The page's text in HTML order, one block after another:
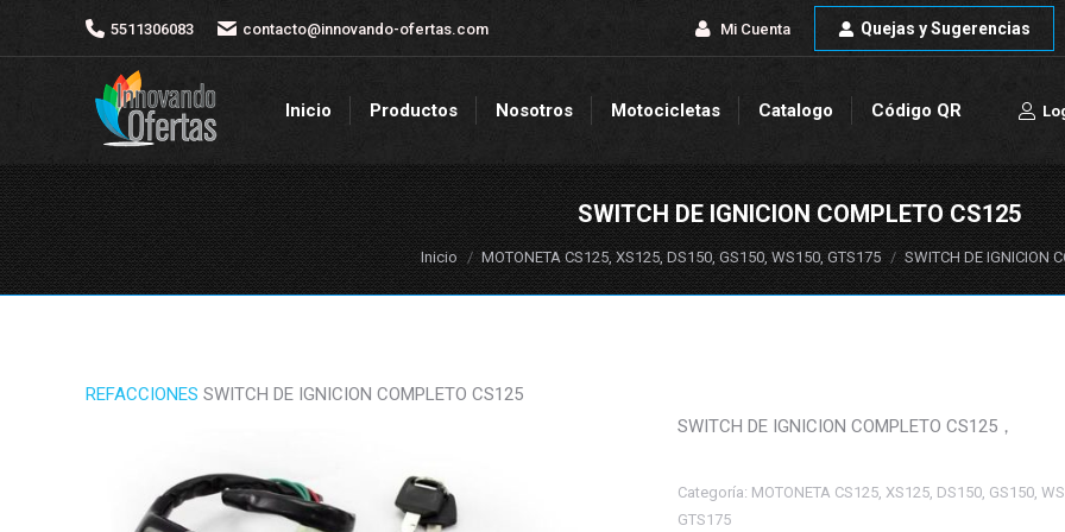
5511306083 contacto@innovando-ofertas.com Mi Cuenta Quejas y Sugerencias
Inicio Productos Nosotros Motocicletas Catalogo Código QR
SWITCH DE IGNICION COMPLETO CS125
Estás aquí:
Inicio MOTONETA CS125, XS125, DS150, GS150, WS150, GTS175 SWITCH DE IGNICION
REFACCIONES SWITCH DE IGNICION COMPLETO CS125
SWITCH DE IGNICION COMPLETO CS125，
Categoría: MOTONETA CS125, XS125, DS150, GS150,
GTS175
5511306083 contacto@innovando-ofertas.com Mi Cuenta Quejas y Sugerencias
Inicio Productos Nosotros Motocicletas Catalogo Código QR